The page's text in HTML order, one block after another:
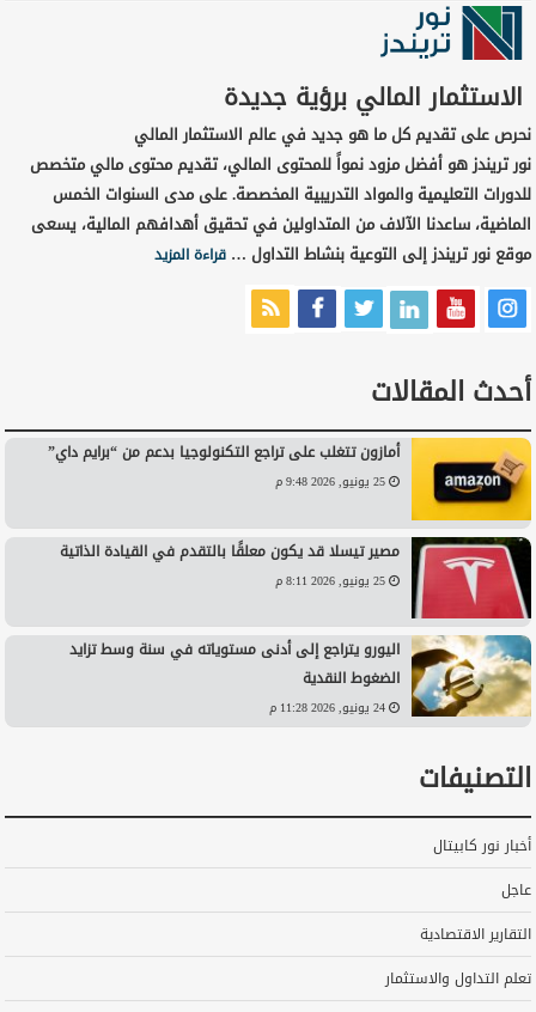
الاستثمار المالي برؤية جديدة
نحرص على تقديم كل ما هو جديد في عالم الاستثمار المالي
نور تريندز هو أفضل مزود نمواً للمحتوى المالي، تقديم محتوى مالي متخصص
للدورات التعليمية والمواد التدريبية المخصصة. على مدى السنوات الخمس
الماضية، ساعدنا الآلاف من المتداولين في تحقيق أهدافهم المالية، يسعى
موقع نور تريندز إلى التوعية بنشاط التداول …قراءة المزيد
أحدث المقالات
أمازون تتغلب على تراجع التكنولوجيا بدعم من “برايم داي”
25 يونيو, 2026 9:48 م
مصير تيسلا قد يكون معلقًا بالتقدم في القيادة الذاتية
25 يونيو, 2026 8:11 م
اليورو يتراجع إلى أدنى مستوياته في سنة وسط تزايد
الضغوط النقدية
24 يونيو, 2026 11:28 م
التصنيفات
أخبار نور كابيتال
عاجل
التقارير الاقتصادية
تعلم التداول والاستثمار